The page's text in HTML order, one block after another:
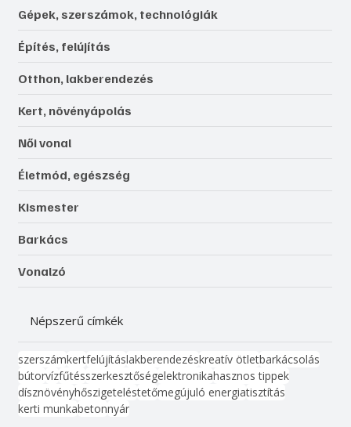
Gépek, szerszámok, technológiák
Építés, felújítás
Otthon, lakberendezés
Kert, növényápolás
Női vonal
Életmód, egészség
Kismester
Barkács
Vonalzó
Népszerű címkék
szerszámkertfelújításlakberendezéskreatív ötletbarkácsolás
bútorvízfűtésszerkesztőségelektronikahasznos tippek
dísznövényhőszigeteléstetőmegújuló energiatisztítás
kerti munkabetonnyár